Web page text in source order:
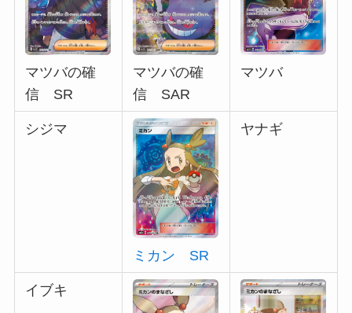
マツバの確
信 SR
マツバの確
信 SAR
マツバ
シジマ
ミカン SR
ヤナギ
イブキ